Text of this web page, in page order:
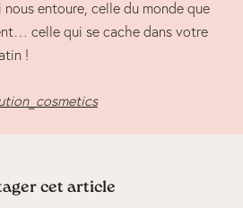
nous entoure, celle du monde que
celle qui se cache dans votre
!
cet article